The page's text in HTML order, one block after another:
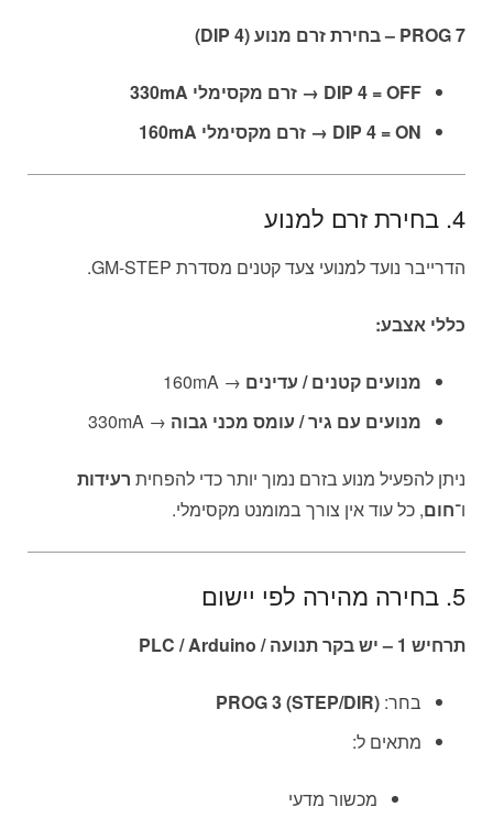
PROG 7 – בחירת זרם מנוע (DIP 4)
DIP 4 = OFF → זרם מקסימלי 330mA
DIP 4 = ON → זרם מקסימלי 160mA
4. בחירת זרם למנוע
הדרייבר נועד למנועי צעד קטנים מסדרת GM-STEP.
כללי אצבע:
מנועים קטנים / עדינים → 160mA
מנועים עם גיר / עומס מכני גבוה → 330mA
ניתן להפעיל מנוע בזרם נמוך יותר כדי להפחית רעידות
ו־חום, כל עוד אין צורך במומנט מקסימלי.
5. בחירה מהירה לפי יישום
תרחיש 1 – יש בקר תנועה / PLC / Arduino
בחר: PROG 3 (STEP/DIR)
מתאים ל:
מכשור מדעי